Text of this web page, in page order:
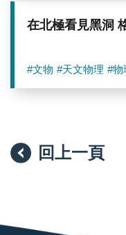
在北極看見黑洞
#文物 #天文物理 #物
回上一頁